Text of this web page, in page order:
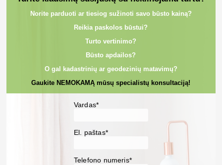
Norite parduoti ar tiesiog sužinoti savo būsto kainą?
Reikia paskolos būstui?
Turto vertinimo?
Būsto apdailos?
O gal kadastrinių ar geodezinių matavimų?
Gaukite NEMOKAMĄ mūsų specialistų konsultaciją!
Vardas*
El. paštas*
Telefono numeris*